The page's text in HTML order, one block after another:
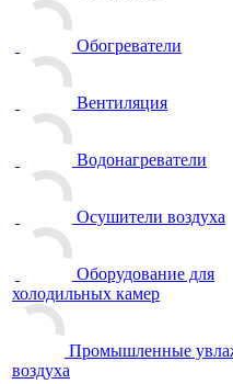
Обогреватели
Вентиляция
Водонагреватели
Осушители воздуха
Оборудование для
холодильных камер
Промышленные
воздуха